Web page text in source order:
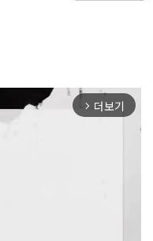
arrow_forward_ios 더보기